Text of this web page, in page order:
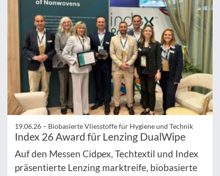
19.06.26 – Biobasierte Vliesstoffe für Hygiene und Technik
Index 26 Award für Lenzing DualWipe
Auf den Messen Cidpex, Techtextil und Index
präsentierte Lenzing marktreife, biobasierte